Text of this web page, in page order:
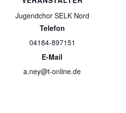
Jugendchor SELK Nord
Telefon
04184-897151
E-Mail
a.ney@t-online.de